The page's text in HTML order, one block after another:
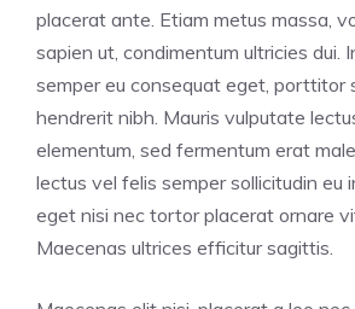
placerat ante. Etiam metus massa,
sapien ut, condimentum ultricies dui.
semper eu consequat eget, porttitor
hendrerit nibh. Mauris vulputate
elementum, sed fermentum erat
lectus vel felis semper sollicitudin eu
eget nisi nec tortor placerat ornare
Maecenas ultrices efficitur sagittis.